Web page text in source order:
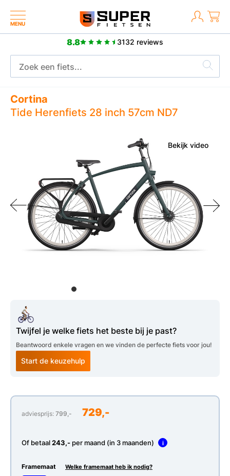
MENU
8.8 3132 reviews
Meer dan 2500 positieve reviews
Cortina
Tide Herenfiets 28 inch 57cm ND7
Bekijk video
Twijfel je welke fiets het beste bij je past?
Beantwoord enkele vragen en we vinden de perfecte fiets voor jou!
Start de keuzehulp
adviesprijs: 799,- 729,-
Of betaal243,- per maand (in 3 maanden) i
Framemaat Welke framemaat heb ik nodig?